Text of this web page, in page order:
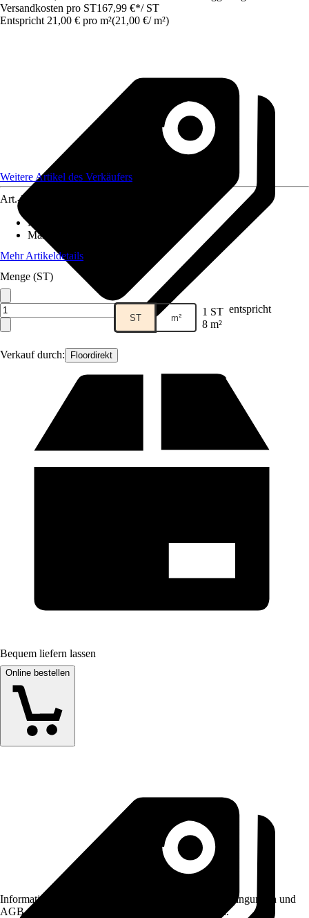
Versandkosten pro ST167,99 €*/ ST
Entspricht 21,00 € pro m²(21,00 €/ m²)
Verkauf durch: Floordirekt
Weitere Artikel des Verkäufers
Art.-Nr.
Material
Maße (BxL)
Mehr Artikeldetails
Menge (ST)
ST m² 1 ST entspricht
8 m²
Bequem liefern lassen
Online bestellen
Informationen des Verkäufers, wie z. B. Rückgabebedingungen und
AGB, finden Sie bei Klick auf den Verkäufernamen.